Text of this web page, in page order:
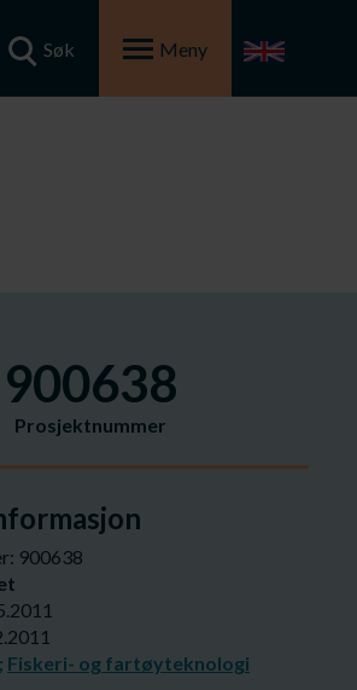
Søk Meny
900638
Prosjektnummer
900638
Fiskeri- og fartøyteknologi